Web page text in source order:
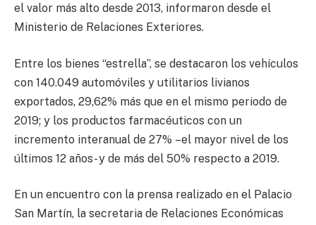
el valor más alto desde 2013, informaron desde el
Ministerio de Relaciones Exteriores.
Entre los bienes “estrella”, se destacaron los vehículos
con 140.049 automóviles y utilitarios livianos
exportados, 29,62% más que en el mismo periodo de
2019; y los productos farmacéuticos con un
incremento interanual de 27% –el mayor nivel de los
últimos 12 años- y de más del 50% respecto a 2019.
En un encuentro con la prensa realizado en el Palacio
San Martín, la secretaria de Relaciones Económicas